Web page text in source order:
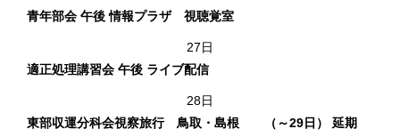
青年部会 午後 情報プラザ 視聴覚室
27日
適正処理講習会 午後 ライブ配信
28日
東部収運分科会視察旅行 鳥取・島根 （～29日） 延期